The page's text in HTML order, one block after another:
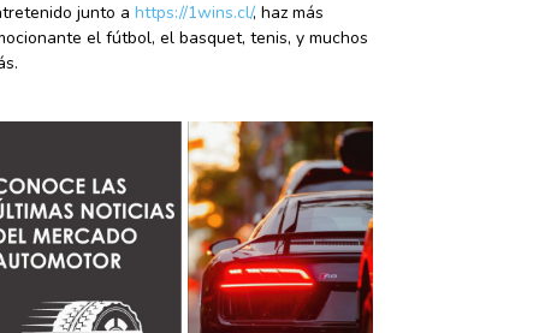
junto a https://1wins.cl/, haz más
el fútbol, el basquet, tenis, y muchos